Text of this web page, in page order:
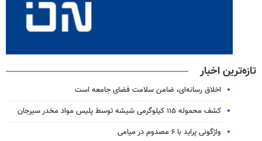
تازه‌ترین اخبار
اخلاق رسانه‌ای، ضامن سلامت فضای جامعه است
کشف محموله ۱۱۵ کیلوگرمی شیشه توسط پلیس مواد مخدر سیرجان
واژگونی پراید با ۶ مصدوم در میامی